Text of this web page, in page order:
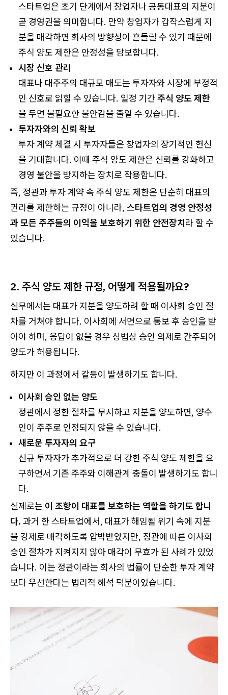
스타트업은 초기 단계에서 창업자나 공동대표의 지분이
곧 경영권을 의미합니다. 만약 창업자가 갑작스럽게 지
분을 매각하면 회사의 방향성이 흔들릴 수 있기 때문에
주식 양도 제한은 안정성을 담보합니다.
시장 신호 관리
대표나 대주주의 대규모 매도는 투자자와 시장에 부정적
인 신호로 읽힐 수 있습니다. 일정 기간주식 양도 제한
을 두면 불필요한 불안감을 줄일 수 있습니다.
투자자와의 신뢰 확보
투자 계약 체결 시 투자자들은 창업자의 장기적인 헌신
을 기대합니다. 이때 주식 양도 제한은 신뢰를 강화하고
경영 불안을 방지하는 장치로 작용합니다.
즉, 정관과 투자 계약 속 주식 양도 제한은 단순히 대표의
권리를 제한하는 규정이 아니라, 스타트업의 경영 안정성
과 모든 주주들의 이익을 보호하기 위한 안전장치라 할 수
있습니다.
2. 주식 양도 제한 규정, 어떻게 적용될까요?
실무에서는 대표가 지분을 양도하려 할 때 이사회 승인 절
차를 거쳐야 합니다. 이사회에 서면으로 통보 후 승인을 받
아야 하며, 응답이 없을 경우 상법상 승인 의제로 간주되어
양도가 허용됩니다.
하지만 이 과정에서 갈등이 발생하기도 합니다.
이사회 승인 없는 양도
정관에서 정한 절차를 무시하고 지분을 양도하면, 양수
인이 주주로 인정되지 않을 수 있습니다.
새로운 투자자의 요구
신규 투자자가 추가적으로 더 강한 주식 양도 제한을 요
구하면서 기존 주주와 이해관계 충돌이 발생하기도 합니
다.
실제로는 이 조항이 대표를 보호하는 역할을 하기도 합니
다. 과거 한 스타트업에서, 대표가 해임될 위기 속에 지분
을 강제로 매각하도록 압박받았지만, 정관에 따른 이사회
승인 절차가 지켜지지 않아 매각이 무효가 된 사례가 있었
습니다. 이는 정관이라는 회사의 법률이 단순한 투자 계약
보다 우선한다는 법리적 해석 덕분이었습니다.